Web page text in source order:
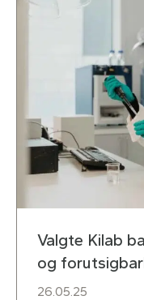
Valgte Kilab
og
26.05.25